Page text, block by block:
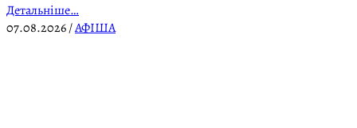
Детальніше…
07.08.2026/АФІША